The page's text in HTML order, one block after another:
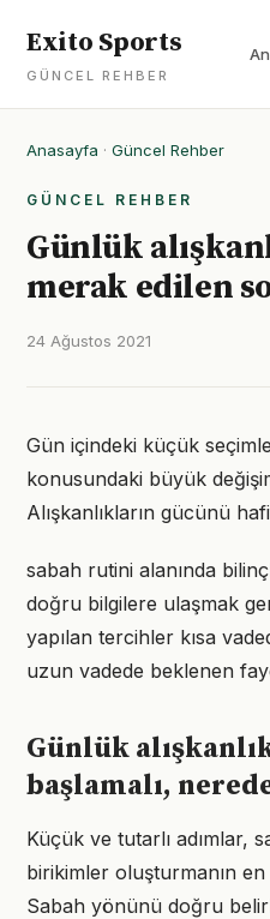
Exito Sports
GÜNCEL REHBER
Anasayfa · Güncel Rehber
GÜNCEL REHBER
Günlük
merak edilen
24 Ağustos 2021
Gün içindeki küçük
konusundaki büyük
Alışkanlıkların gücünü
sabah rutini alanında
doğru bilgilere ulaşmak
yapılan tercihler kısa
uzun vadede beklenen
Günlük
başlamalı,
Küçük ve tutarlı adımlar,
birikimler oluşturmanın en
Sabah yönünü doğru